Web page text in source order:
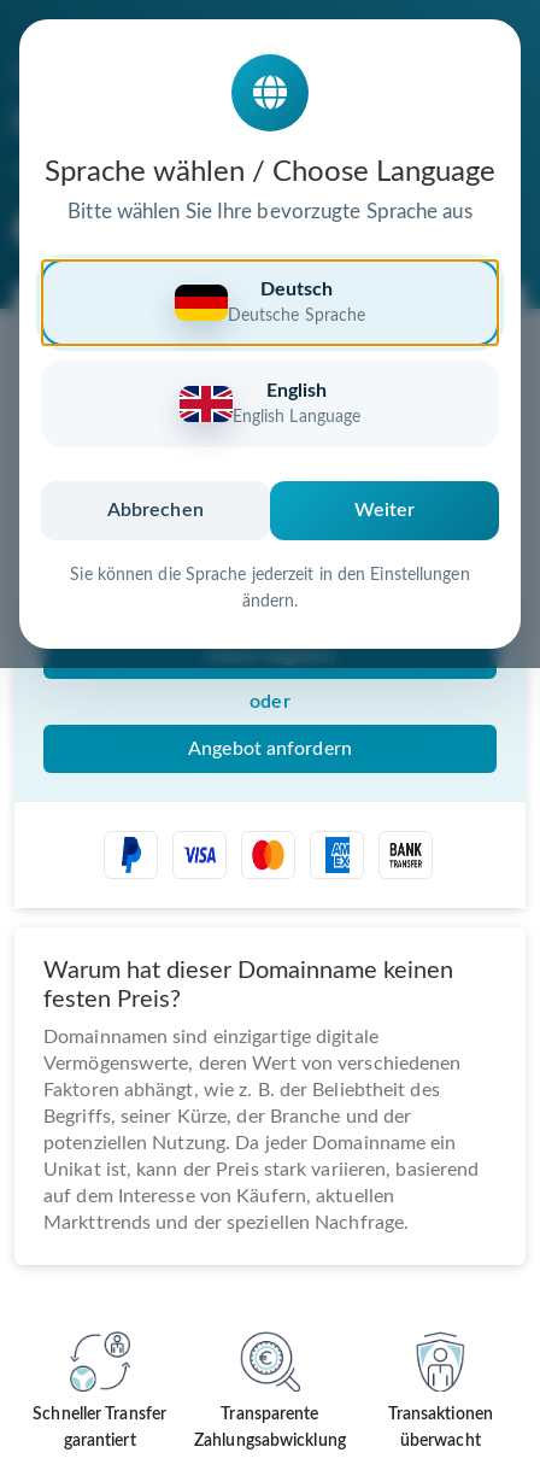
Sprache wählen / Choose Language
Bitte wählen Sie Ihre bevorzugte Sprache aus
Deutsch
Deutsche Sprache
English
English Language
Abbrechen Weiter
Sie können die Sprache jederzeit in den Einstellungen
ändern.
betrugbericht.de
steht zum Verkauf
Schneller Transfer
garantiert
Transparente
Zahlungsabwicklung
Transaktionen
überwacht
Jetzt diese Wunschdomain
Diese Domain könnte schon bald Ihnen gehören!
Schnell, sicher und unkompliziert zur eigenen
Gebot abgeben
oder
Angebot anfordern
Warum hat dieser Domainname keinen
festen Preis?
Domainnamen sind einzigartige digitale
Vermögenswerte, deren Wert von verschiedenen
Faktoren abhängt, wie z. B. der Beliebtheit des
Begriffs, seiner Kürze, der Branche und der
potenziellen Nutzung. Da jeder Domainname ein
Unikat ist, kann der Preis stark variieren, basierend
auf dem Interesse von Käufern, aktuellen
Markttrends und der speziellen Nachfrage.